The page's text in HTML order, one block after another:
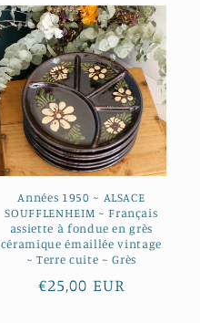
Années 1950 ~ ALSACE
SOUFFLENHEIM ~ Français
assiette à fondue en grès
céramique émaillée vintage
~ Terre cuite ~ Grès
Prix
€25,00 EUR